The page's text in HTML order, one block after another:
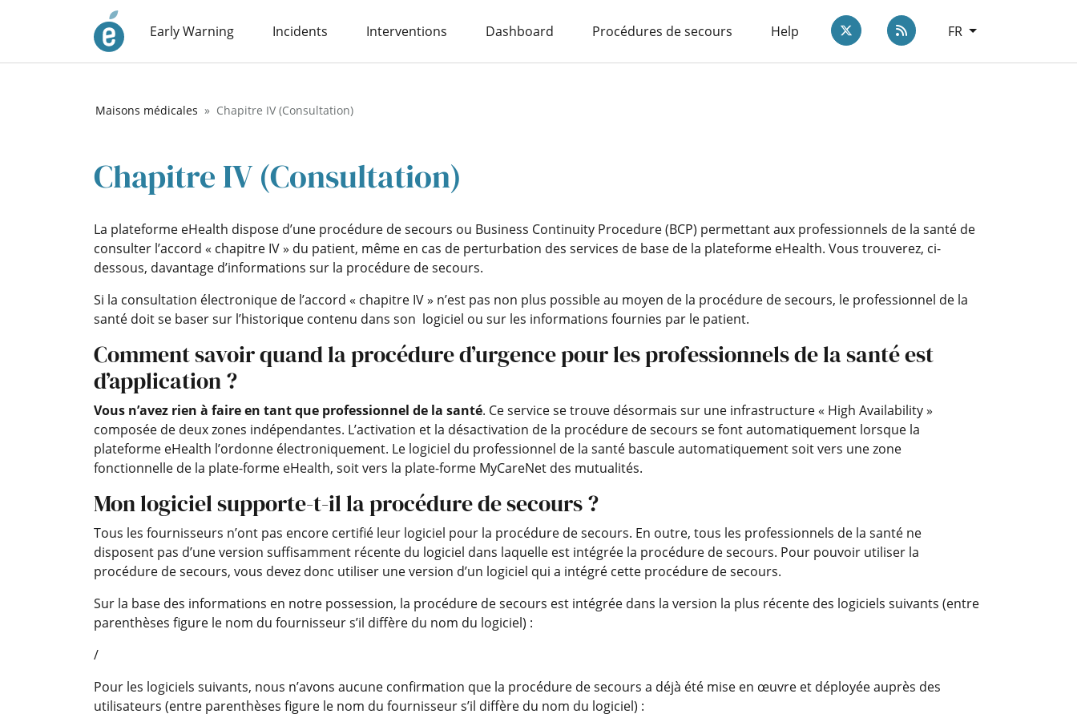
Early Warning Incidents Interventions Dashboard Procédures de secours Help Twitter rss.link.label
FR
Maisons médicales Chapitre IV (Consultation)
Chapitre IV (Consultation)
La plateforme eHealth dispose d’une procédure de secours ou Business Continuity Procedure (BCP) permettant aux professionnels de la santé de
consulter l’accord « chapitre IV » du patient, même en cas de perturbation des services de base de la plateforme eHealth. Vous trouverez, ci-
dessous, davantage d’informations sur la procédure de secours.
Si la consultation électronique de l’accord « chapitre IV » n’est pas non plus possible au moyen de la procédure de secours, le professionnel de la
santé doit se baser sur l’historique contenu dans son logiciel ou sur les informations fournies par le patient.
Comment savoir quand la procédure d’urgence pour les professionnels de la santé est
d’application ?
Vous n’avez rien à faire en tant que professionnel de la santé. Ce service se trouve désormais sur une infrastructure « High Availability »
composée de deux zones indépendantes. L’activation et la désactivation de la procédure de secours se font automatiquement lorsque la
plateforme eHealth l’ordonne électroniquement. Le logiciel du professionnel de la santé bascule automatiquement soit vers une zone
fonctionnelle de la plate-forme eHealth, soit vers la plate-forme MyCareNet des mutualités.
Mon logiciel supporte-t-il la procédure de secours ?
Tous les fournisseurs n’ont pas encore certifié leur logiciel pour la procédure de secours. En outre, tous les professionnels de la santé ne
disposent pas d’une version suffisamment récente du logiciel dans laquelle est intégrée la procédure de secours. Pour pouvoir utiliser la
procédure de secours, vous devez donc utiliser une version d’un logiciel qui a intégré cette procédure de secours.
Sur la base des informations en notre possession, la procédure de secours est intégrée dans la version la plus récente des logiciels suivants (entre
parenthèses figure le nom du fournisseur s’il diffère du nom du logiciel) :
/
Pour les logiciels suivants, nous n’avons aucune confirmation que la procédure de secours a déjà été mise en œuvre et déployée auprès des
utilisateurs (entre parenthèses figure le nom du fournisseur s’il diffère du nom du logiciel) :